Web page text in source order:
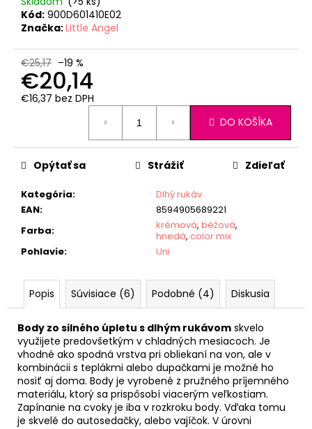
Kód: 900D601410E02
Značka:Little Angel
€25,17 –19 %
€20,14
€16,37 bez DPH
DO KOŠÍKA
Kategória:
Dlhý rukáv
EAN:
8594905689221
Farba: krémová, béžová,
hnedá, color mix
Pohlavie: Uni
Opýtať sa Strážiť Zdieľať
Popis Súvisiace (6) Podobné (4) Diskusia
Body zo silného úpletu s dlhým rukávom skvelo
využijete predovšetkým v chladných mesiacoch. Je
vhodné ako spodná vrstva pri obliekaní na von, ale v
kombinácii s teplákmi alebo dupačkami je možné ho
nosiť aj doma. Body je vyrobené z pružného príjemného
materiálu, ktorý sa prispôsobí viacerým veľkostiam.
Zapínanie na cvoky je iba v rozkroku body. Vďaka tomu
je skvelé do autosedačky, alebo vajíčok. V úrovni